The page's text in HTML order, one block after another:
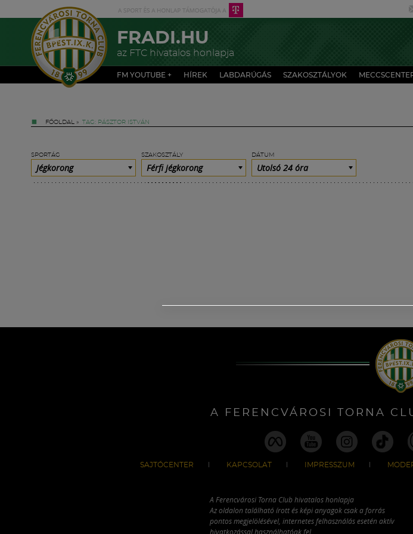
FRADI.HU
az FTC hivatalos honlapja
FM YOUTUBE + HÍREK LABDARÚGÁS SZAKOSZTÁLYOK
FŐOLDAL » TAG: PÁSZTOR ISTVÁN
SPORTÁG
Jégkorong
SZAKOSZTÁLY
Férfi jégkorong
DÁTUM
Utolsó 24 óra
A FERENCVÁROSI TORNA
SAJTÓCENTER KAPCSOLAT IMPRESSZUM
A Ferencvárosi Torna Club hivatalos honlapja
Az oldalon található írott és képi anyagok csak a forrás
pontos megjelölésével, internetes felhasználás esetén aktív
hivatkozással használhatóak fel.